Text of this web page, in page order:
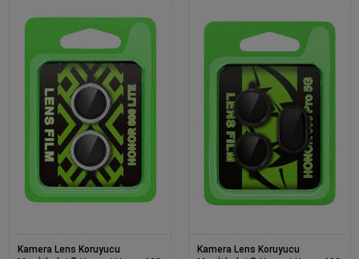
Kamera Lens Koruyucu
Kamera Lens Koruyucu